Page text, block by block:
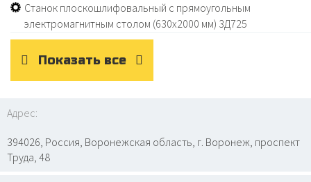
Станок плоскошлифовальный с прямоугольным
электромагнитным столом (630х2000 мм) 3Д725
Показать все
Адрес:
394026, Россия, Воронежская область, г. Воронеж, проспект
Труда, 48